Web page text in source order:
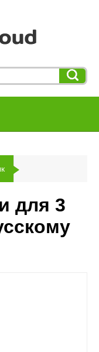
для 3